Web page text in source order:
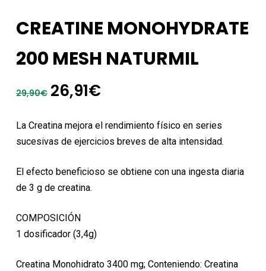
CREATINE MONOHYDRATE
200 MESH NATURMIL
29,90€ El
original
era:
26,91€El
actual
es:
La Creatina mejora el rendimiento físico en series
sucesivas de ejercicios breves de alta intensidad.
El efecto beneficioso se obtiene con una ingesta diaria
de 3 g de creatina.
COMPOSICIÓN
1 dosificador (3,4g)
Creatina Monohidrato 3400 mg; Conteniendo: Creatina